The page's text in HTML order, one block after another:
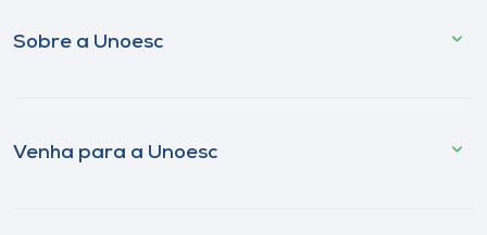
Sobre a Unoesc
Venha para a Unoesc